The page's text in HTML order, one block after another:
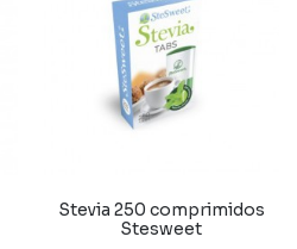
Stevia 250 comprimidos
Stesweet